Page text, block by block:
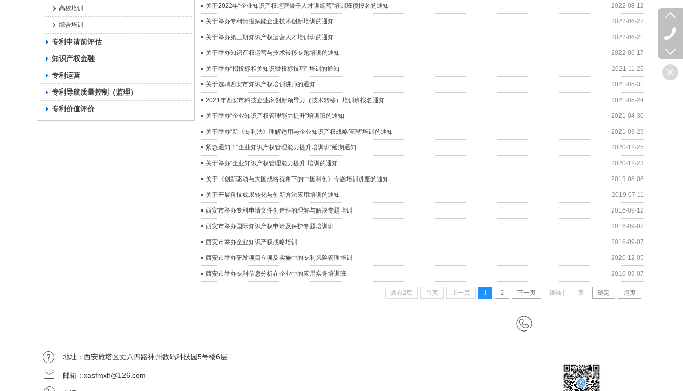
高校培训
综合培训
专利申请前评估
知识产权金融
专利运营
专利导航质量控制（监理）
专利价值评价
关于2022年“企业知识产权运营骨干人才训练营”培训班预报名的通知 2022-08-12
关于举办专利情报赋能企业技术创新培训的通知 2022-06-27
关于举办第三期知识产权运营人才培训班的通知 2022-06-21
关于举办知识产权运营与技术转移专题培训的通知 2022-06-17
关于举办“招投标相关知识暨投标技巧” 培训的通知 2021-11-25
关于选聘西安市知识产权培训讲师的通知 2021-05-31
2021年西安市科技企业家创新领导力（技术转移）培训班报名通知 2021-05-24
关于举办“企业知识产权管理能力提升”培训班的通知 2021-04-30
关于举办“新《专利法》理解适用与企业知识产权战略管理”培训的通知 2021-03-29
紧急通知！“企业知识产权管理能力提升培训班”延期通知 2020-12-25
关于举办“企业知识产权管理能力提升”培训的通知 2020-12-23
关于《创新驱动与大国战略视角下的中国科创》专题培训讲座的通知 2019-08-08
关于开展科技成果转化与创新方法应用培训的通知 2019-07-11
西安市举办专利申请文件创造性的理解与解决专题培训 2016-09-12
西安市举办国际知识产权申请及保护专题培训班 2016-09-07
西安市举办企业知识产权战略培训 2016-09-07
西安市举办研发项目立项及实施中的专利风险管理培训 2020-12-05
西安市举办专利信息分析在企业中的应用实务培训班 2016-09-07
共有2页 首页 上一页 1 2 下一页 跳转 页 确定 尾页
地址：西安雁塔区丈八四路神州数码科技园5号楼6层
邮箱：xasfmxh@126.com